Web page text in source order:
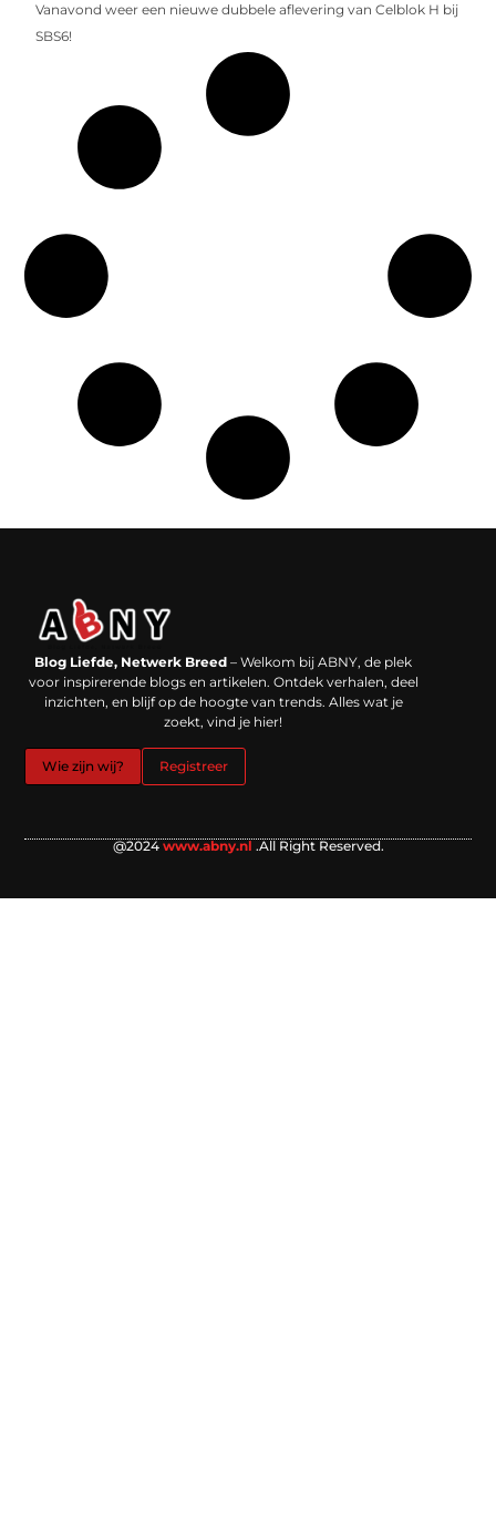
Vanavond weer een nieuwe dubbele aflevering van Celblok H bij
SBS6!
Blog Liefde, Netwerk Breed – Welkom bij ABNY, de plek
voor inspirerende blogs en artikelen. Ontdek verhalen, deel
inzichten, en blijf op de hoogte van trends. Alles wat je
zoekt, vind je hier!
Wie zijn wij? Registreer
@2024 www.abny.nl .All Right Reserved.